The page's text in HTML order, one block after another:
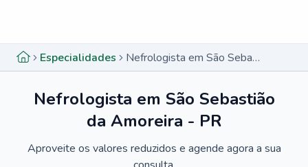
Especialidades Nefrologista em São Sebastião da Amoreira - PR
Nefrologista em São Sebastião
da Amoreira - PR
Aproveite os valores reduzidos e agende agora a sua